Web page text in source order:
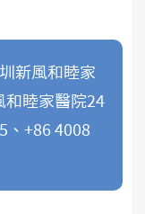
新風和睦家
和睦家醫院24
、+86 4008